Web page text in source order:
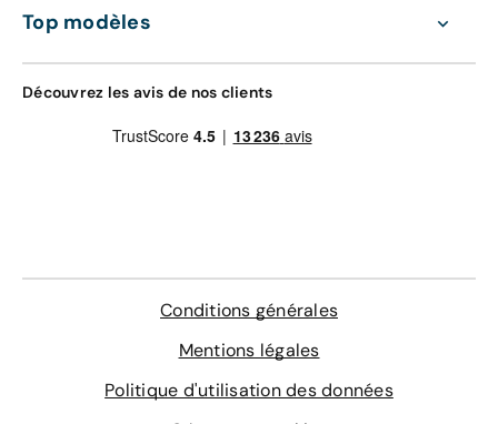
Top modèles
Découvrez les avis de nos clients
Conditions générales
Mentions légales
Politique d'utilisation des données